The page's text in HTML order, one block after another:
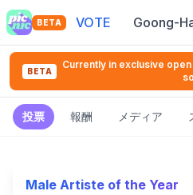
BETA VOTE Goong-
BETA
Currently in exclusive
投票 報酬 メディア
Male Artiste of the Year